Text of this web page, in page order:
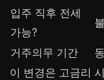
입주 직후 전세
가능?
거주의무 기간
이 변경은 고금리